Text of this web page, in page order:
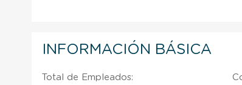
INFORMACIÓN BÁSICA
Total de Empleados: